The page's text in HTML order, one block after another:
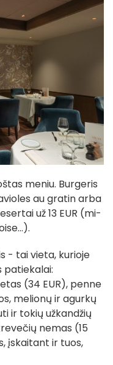
meniu. Burgeris
au gratin arba
už 13 EUR (mi-
- tai vieta, kurioje
patiekalai:
(34 EUR), penne
melionų ir agurkų
ir tokių užkandžių
nemas (15
įskaitant ir tuos,